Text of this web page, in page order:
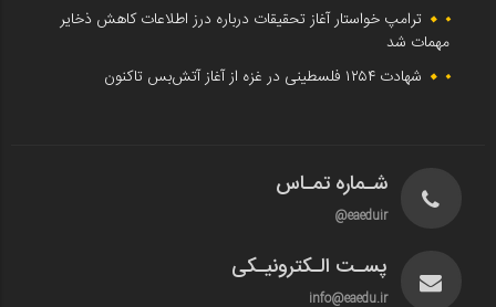
ترامپ خواستار آغاز تحقیقات درباره درز اطلاعات کاهش ذخایر
مهمات شد
شهادت ۱۲۵۴ فلسطینی در غزه از آغاز آتش‌بس تاکنون
شـماره تمـاس
eaeduir@
پسـت الـکترونیـکی
info@eaedu.ir